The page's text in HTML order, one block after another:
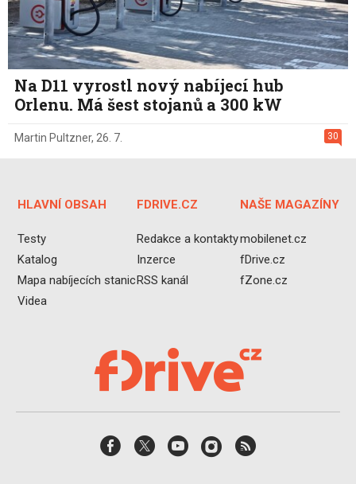
Na D11 vyrostl nový nabíjecí hub
Orlenu. Má šest stojanů a 300 kW
30
Martin Pultzner, 26. 7.
HLAVNÍ OBSAH
Testy
Katalog
Mapa nabíjecích stanic
Videa
FDRIVE.CZ
Redakce a kontakty
Inzerce
RSS kanál
NAŠE MAGAZÍNY
mobilenet.cz
fDrive.cz
fZone.cz